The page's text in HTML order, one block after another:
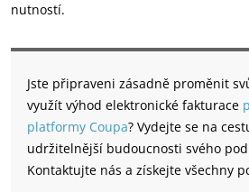
nutností.
Jste připraveni zásadně proměnit
využít výhod elektronické fakturace
platformy Coupa? Vydejte se na
udržitelnější budoucnosti svého
Kontaktujte nás a získejte všechny